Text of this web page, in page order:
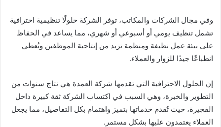
وفي مجال الشركات والمكاتب، توفر الشركة حلولًا تنظيمية احترافية
تشمل تنظيف يومي أو أسبوعي أو شهري، مما يساعد في الحفاظ
على بيئة عمل نظيفة ومنظمة تزيد من إنتاجية الموظفين وتُعطي
انطباعًا جيدًا للزوار والعملاء.
إن الحلول الاحترافية التي تقدمها شركة العمدة هي نتاج سنوات من
التطوير والخبرة، وهي السبب في اكتساب الشركة ثقة كبيرة داخل
الفجيرة، حيث تُقدم خدماتها بتميز واهتمام بكل التفاصيل، مما يجعل
العملاء يعتمدون عليها بشكل مستمر.